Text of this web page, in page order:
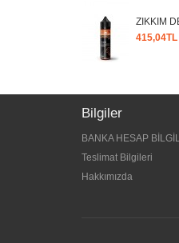
ZIKKIM
415,04TL
Bilgiler
BANKA HESAP
Teslimat Bilgileri
Hakkımızda